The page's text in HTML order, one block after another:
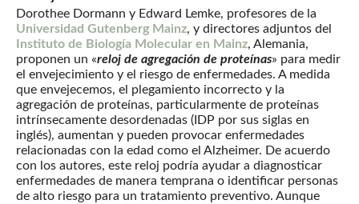
Dorothee Dormann y Edward Lemke, profesores de la
Universidad Gutenberg Mainz, y directores adjuntos del
Instituto de Biología Molecular en Mainz, Alemania,
proponen un «reloj de agregación de proteínas» para medir
el envejecimiento y el riesgo de enfermedades. A medida
que envejecemos, el plegamiento incorrecto y la
agregación de proteínas, particularmente de proteínas
intrínsecamente desordenadas (IDP por sus siglas en
inglés), aumentan y pueden provocar enfermedades
relacionadas con la edad como el Alzheimer. De acuerdo
con los autores, este reloj podría ayudar a diagnosticar
enfermedades de manera temprana o identificar personas
de alto riesgo para un tratamiento preventivo. Aunque